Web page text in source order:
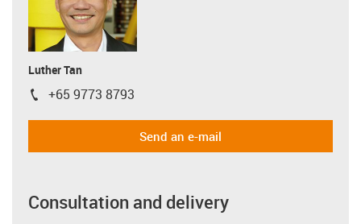
Luther Tan
igus-icon-phone
+65 9773 8793
Send an e-mail
Consultation and delivery